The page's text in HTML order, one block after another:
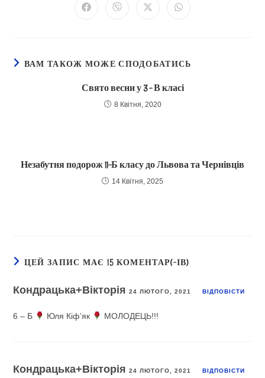
ВАМ ТАКОЖ МОЖЕ СПОДОБАТИСЬ
Свято весни у 3 – В класі
8 Квітня, 2020
Незабутня подорож 11-Б класу до Львова та Чернівців
14 Квітня, 2025
ЦЕЙ ЗАПИС МАЄ 15 КОМЕНТАР(-ІВ)
Кондрацька+Вікторія24 ЛЮТОГО, 2021 ВІДПОВІCТИ
6 – Б Юля Кіф’як МОЛОДЕЦЬ!!!
Кондрацька+Вікторія24 ЛЮТОГО, 2021 ВІДПОВІCТИ